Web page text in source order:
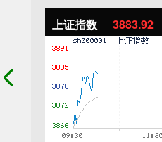
上证指数 3883.92